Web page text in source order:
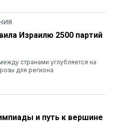
Израилю 2500 партий
странами углубляется на
для региона
и путь к вершине